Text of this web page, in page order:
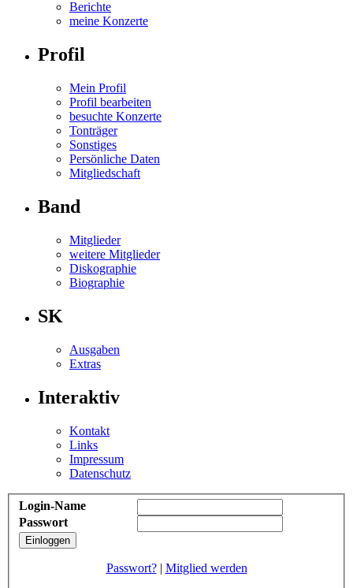
Berichte
meine Konzerte
Profil
Mein Profil
Profil bearbeiten
besuchte Konzerte
Tonträger
Sonstiges
Persönliche Daten
Mitgliedschaft
Band
Mitglieder
weitere Mitglieder
Diskographie
Biographie
SK
Ausgaben
Extras
Interaktiv
Kontakt
Links
Impressum
Datenschutz
Login-Name
Passwort
Passwort?| Mitglied werden